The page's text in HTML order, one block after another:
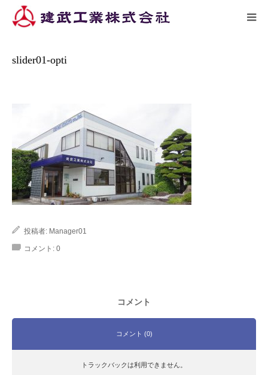
施工実績 slider01-opti
slider01-opti
投稿者: Manager01
コメント: 0
コメント
コメント (0)
トラックバックは利用できません。
企業情報
施工実績
リクルート